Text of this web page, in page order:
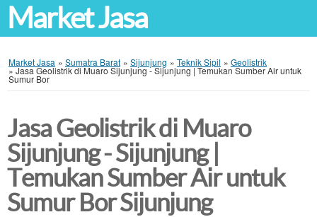
Market Jasa
Market Jasa » Sumatra Barat » Sijunjung » Teknik Sipil » Geolistrik
»Jasa Geolistrik di Muaro Sijunjung - Sijunjung | Temukan Sumber Air untuk
Sumur Bor
Jasa Geolistrik di Muaro
Sijunjung - Sijunjung |
Temukan Sumber Air untuk
Sumur Bor Sijunjung